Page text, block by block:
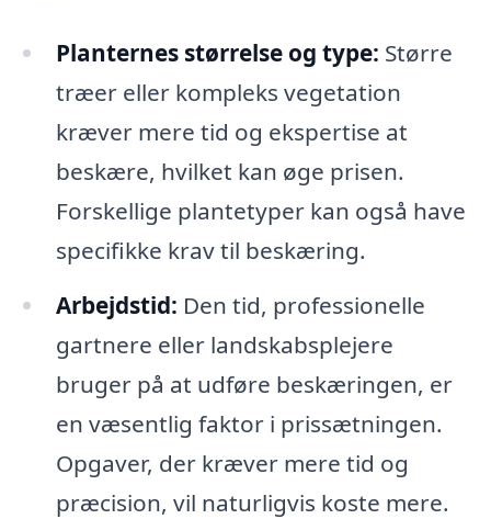
Planternes størrelse og type: Større
træer eller kompleks vegetation
kræver mere tid og ekspertise at
beskære, hvilket kan øge prisen.
Forskellige plantetyper kan også have
specifikke krav til beskæring.
Arbejdstid: Den tid, professionelle
gartnere eller landskabsplejere
bruger på at udføre beskæringen, er
en væsentlig faktor i prissætningen.
Opgaver, der kræver mere tid og
præcision, vil naturligvis koste mere.